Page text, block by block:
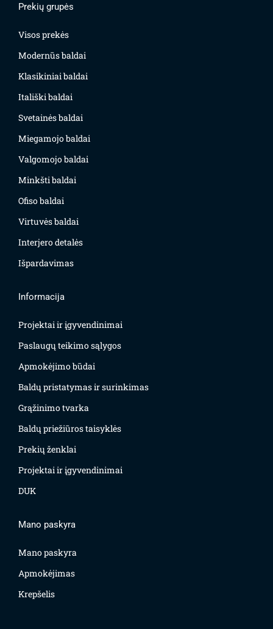
Prekių grupės
Visos prekės
Modernūs baldai
Klasikiniai baldai
Itališki baldai
Svetainės baldai
Miegamojo baldai
Valgomojo baldai
Minkšti baldai
Ofiso baldai
Virtuvės baldai
Interjero detalės
Išpardavimas
Informacija
Projektai ir įgyvendinimai
Paslaugų teikimo sąlygos
Apmokėjimo būdai
Baldų pristatymas ir surinkimas
Grąžinimo tvarka
Baldų priežiūros taisyklės
Prekių ženklai
Projektai ir įgyvendinimai
DUK
Mano paskyra
Mano paskyra
Apmokėjimas
Krepšelis